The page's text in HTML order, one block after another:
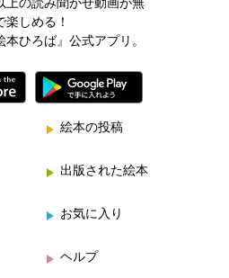
上の読み聞かせ動画が無
楽しめる！
本ひろば』公式アプリ。
絵本の投稿
出版された絵本
お気に入り
ヘルプ